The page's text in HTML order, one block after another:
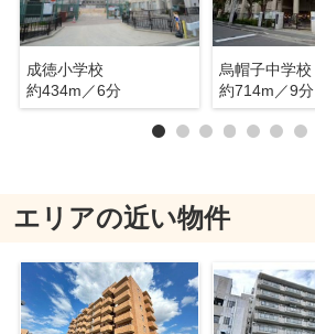
成徳小学校
約434m／6分
烏帽子中学校
約714m／9分
エリアの近い物件